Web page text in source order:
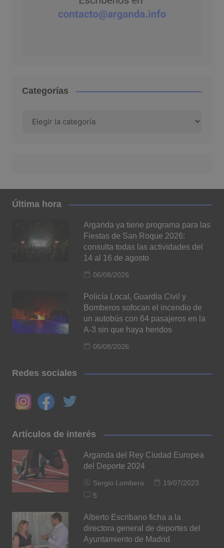
Categorías
Última hora
Arganda ya tiene programa para las
Fiestas de San Roque 2026:
consulta todas las actividades del
14 al 16 de agosto
06/08/2026
Policía Local, Guardia Civil y
Bomberos sofocan el incendio de
un autobús con 64 pasajeros en la
A-3 sin que haya heridos
05/08/2026
Redes sociales
Artículos de interés
Arganda del Rey Ciudad Europea
del Deporte 2024
Sergio Lombera
19/07/2023
5
Alberto Escribano ficha a la
directora general de deportes del
Ayuntamiento de Madrid